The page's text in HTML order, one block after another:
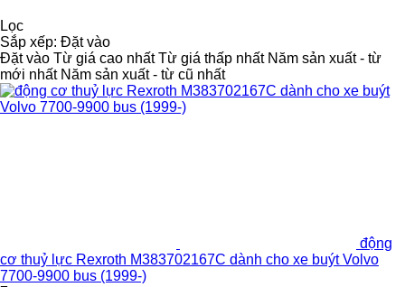
Lọc
Sắp xếp: Đặt vào
Đặt vào Từ giá cao nhất Từ giá thấp nhất Năm sản xuất - từ
mới nhất Năm sản xuất - từ cũ nhất
động
cơ thuỷ lực Rexroth M383702167C dành cho xe buýt Volvo
7700-9900 bus (1999-)